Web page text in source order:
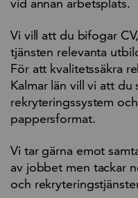
Vi vill att du bifogar
tjänsten relevanta
För att kvalitetssäkra
Kalmar län vill vi att
rekryteringssystem
pappersformat.
Vi tar gärna emot
av jobbet men tackar
och